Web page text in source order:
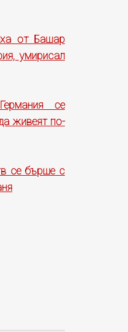
от Башар
умирисал
се
живеят по-
се бърше с